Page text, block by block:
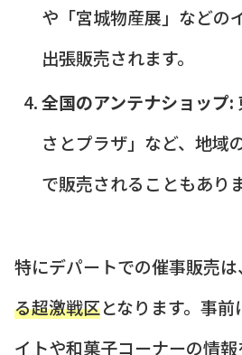
や「宮城物産展」などの
出張販売されます。
全国のアンテナショップ:
さとプラザ」など、地域
で販売されることもありま
特にデパートでの催事販売は、
る超激戦区となります。事
イトや和菓子コーナーの情